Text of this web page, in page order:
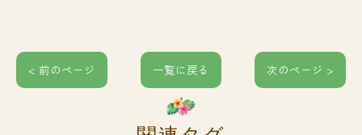
< 前のページ 一覧に戻る 次のページ >